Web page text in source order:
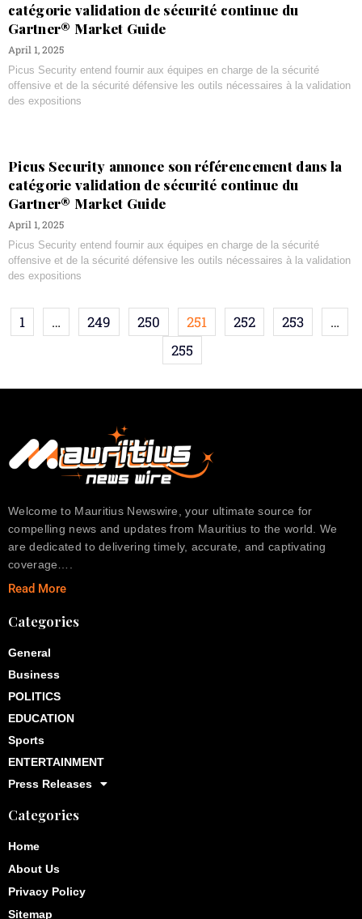
catégorie validation de sécurité continue du
Gartner® Market Guide
April 1, 2025
Picus Security entend fournir aux équipes en charge de la sécurité
offensive et de la sécurité défensive les outils nécessaires à la validation
des expositions
Picus Security annonce son référencement dans la
catégorie validation de sécurité continue du
Gartner® Market Guide
April 1, 2025
Picus Security entend fournir aux équipes en charge de la sécurité
offensive et de la sécurité défensive les outils nécessaires à la validation
des expositions
1 … 249 250 251 252 253
…
255
Welcome to Mauritius Newswire, your ultimate source for
compelling news and updates from Mauritius to the world. We
are dedicated to delivering timely, accurate, and captivating
coverage….
Read More
Categories
General
Business
POLITICS
EDUCATION
Sports
ENTERTAINMENT
Press Releases
Categories
Home
About Us
Privacy Policy
Sitemap